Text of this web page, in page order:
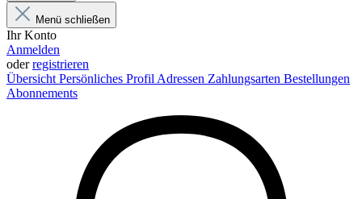
Menü schließen
Ihr Konto
Anmelden
oderregistrieren
Übersicht Persönliches Profil Adressen Zahlungsarten Bestellungen
Abonnements